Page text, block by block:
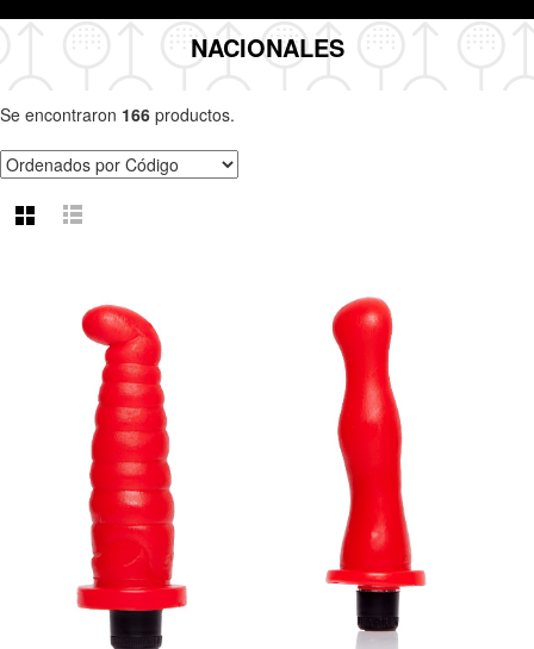
NACIONALES
Se encontraron 166 productos.